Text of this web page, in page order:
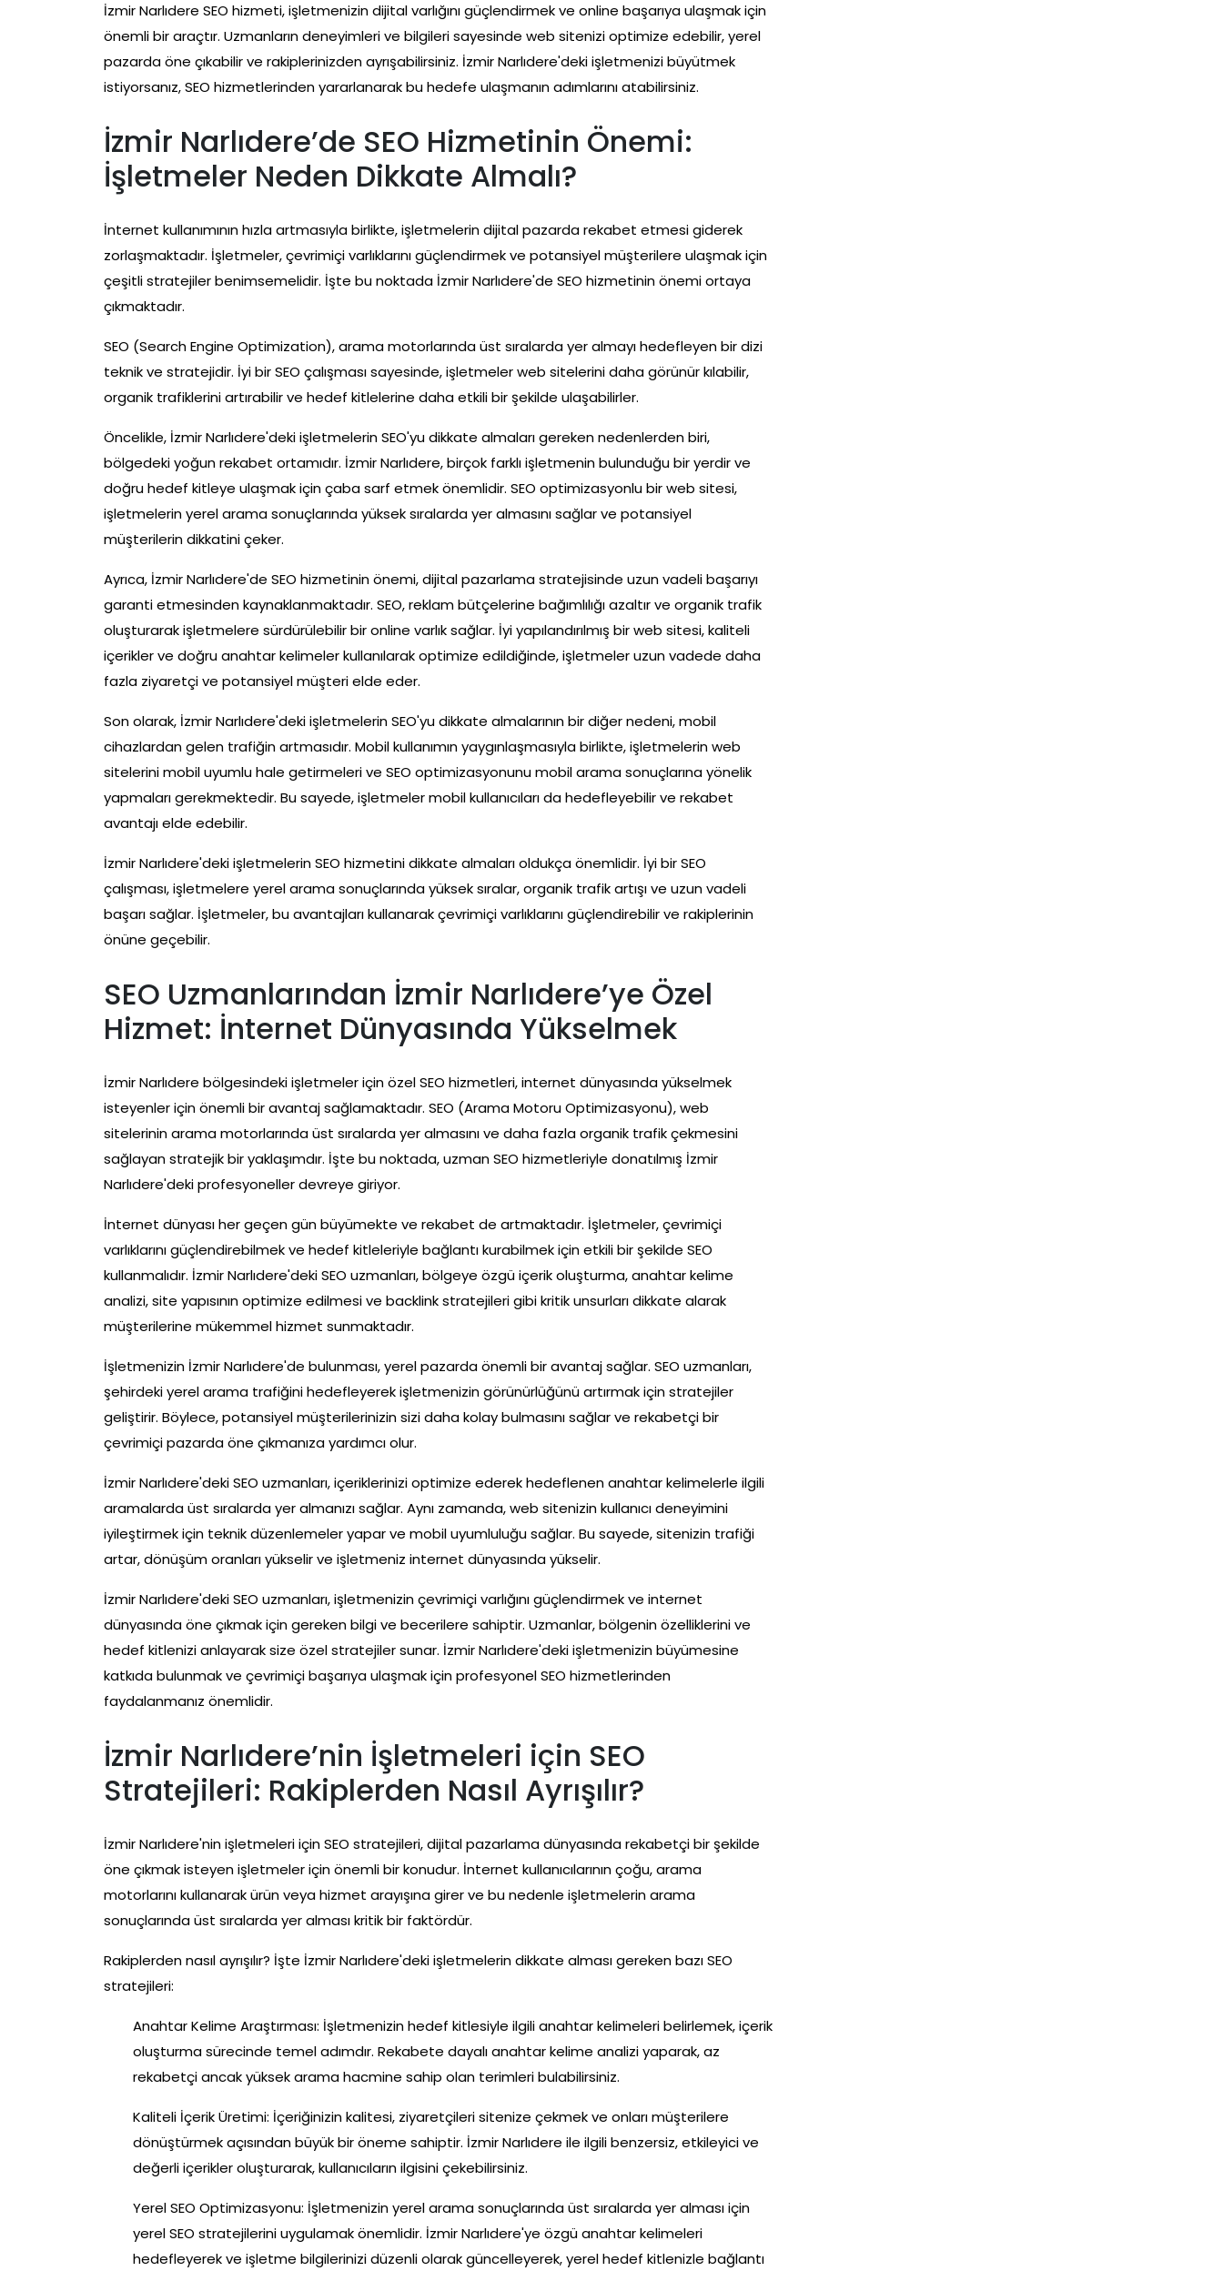
İzmir Narlıdere SEO hizmeti, işletmenizin dijital varlığını güçlendirmek ve online başarıya ulaşmak için
önemli bir araçtır. Uzmanların deneyimleri ve bilgileri sayesinde web sitenizi optimize edebilir, yerel
pazarda öne çıkabilir ve rakiplerinizden ayrışabilirsiniz. İzmir Narlıdere'deki işletmenizi büyütmek
istiyorsanız, SEO hizmetlerinden yararlanarak bu hedefe ulaşmanın adımlarını atabilirsiniz.
İzmir Narlıdere’de SEO Hizmetinin Önemi:
İşletmeler Neden Dikkate Almalı?
İnternet kullanımının hızla artmasıyla birlikte, işletmelerin dijital pazarda rekabet etmesi giderek
zorlaşmaktadır. İşletmeler, çevrimiçi varlıklarını güçlendirmek ve potansiyel müşterilere ulaşmak için
çeşitli stratejiler benimsemelidir. İşte bu noktada İzmir Narlıdere'de SEO hizmetinin önemi ortaya
çıkmaktadır.
SEO (Search Engine Optimization), arama motorlarında üst sıralarda yer almayı hedefleyen bir dizi
teknik ve stratejidir. İyi bir SEO çalışması sayesinde, işletmeler web sitelerini daha görünür kılabilir,
organik trafiklerini artırabilir ve hedef kitlelerine daha etkili bir şekilde ulaşabilirler.
Öncelikle, İzmir Narlıdere'deki işletmelerin SEO'yu dikkate almaları gereken nedenlerden biri,
bölgedeki yoğun rekabet ortamıdır. İzmir Narlıdere, birçok farklı işletmenin bulunduğu bir yerdir ve
doğru hedef kitleye ulaşmak için çaba sarf etmek önemlidir. SEO optimizasyonlu bir web sitesi,
işletmelerin yerel arama sonuçlarında yüksek sıralarda yer almasını sağlar ve potansiyel
müşterilerin dikkatini çeker.
Ayrıca, İzmir Narlıdere'de SEO hizmetinin önemi, dijital pazarlama stratejisinde uzun vadeli başarıyı
garanti etmesinden kaynaklanmaktadır. SEO, reklam bütçelerine bağımlılığı azaltır ve organik trafik
oluşturarak işletmelere sürdürülebilir bir online varlık sağlar. İyi yapılandırılmış bir web sitesi, kaliteli
içerikler ve doğru anahtar kelimeler kullanılarak optimize edildiğinde, işletmeler uzun vadede daha
fazla ziyaretçi ve potansiyel müşteri elde eder.
Son olarak, İzmir Narlıdere'deki işletmelerin SEO'yu dikkate almalarının bir diğer nedeni, mobil
cihazlardan gelen trafiğin artmasıdır. Mobil kullanımın yaygınlaşmasıyla birlikte, işletmelerin web
sitelerini mobil uyumlu hale getirmeleri ve SEO optimizasyonunu mobil arama sonuçlarına yönelik
yapmaları gerekmektedir. Bu sayede, işletmeler mobil kullanıcıları da hedefleyebilir ve rekabet
avantajı elde edebilir.
İzmir Narlıdere'deki işletmelerin SEO hizmetini dikkate almaları oldukça önemlidir. İyi bir SEO
çalışması, işletmelere yerel arama sonuçlarında yüksek sıralar, organik trafik artışı ve uzun vadeli
başarı sağlar. İşletmeler, bu avantajları kullanarak çevrimiçi varlıklarını güçlendirebilir ve rakiplerinin
önüne geçebilir.
SEO Uzmanlarından İzmir Narlıdere’ye Özel
Hizmet: İnternet Dünyasında Yükselmek
İzmir Narlıdere bölgesindeki işletmeler için özel SEO hizmetleri, internet dünyasında yükselmek
isteyenler için önemli bir avantaj sağlamaktadır. SEO (Arama Motoru Optimizasyonu), web
sitelerinin arama motorlarında üst sıralarda yer almasını ve daha fazla organik trafik çekmesini
sağlayan stratejik bir yaklaşımdır. İşte bu noktada, uzman SEO hizmetleriyle donatılmış İzmir
Narlıdere'deki profesyoneller devreye giriyor.
İnternet dünyası her geçen gün büyümekte ve rekabet de artmaktadır. İşletmeler, çevrimiçi
varlıklarını güçlendirebilmek ve hedef kitleleriyle bağlantı kurabilmek için etkili bir şekilde SEO
kullanmalıdır. İzmir Narlıdere'deki SEO uzmanları, bölgeye özgü içerik oluşturma, anahtar kelime
analizi, site yapısının optimize edilmesi ve backlink stratejileri gibi kritik unsurları dikkate alarak
müşterilerine mükemmel hizmet sunmaktadır.
İşletmenizin İzmir Narlıdere'de bulunması, yerel pazarda önemli bir avantaj sağlar. SEO uzmanları,
şehirdeki yerel arama trafiğini hedefleyerek işletmenizin görünürlüğünü artırmak için stratejiler
geliştirir. Böylece, potansiyel müşterilerinizin sizi daha kolay bulmasını sağlar ve rekabetçi bir
çevrimiçi pazarda öne çıkmanıza yardımcı olur.
İzmir Narlıdere'deki SEO uzmanları, içeriklerinizi optimize ederek hedeflenen anahtar kelimelerle ilgili
aramalarda üst sıralarda yer almanızı sağlar. Aynı zamanda, web sitenizin kullanıcı deneyimini
iyileştirmek için teknik düzenlemeler yapar ve mobil uyumluluğu sağlar. Bu sayede, sitenizin trafiği
artar, dönüşüm oranları yükselir ve işletmeniz internet dünyasında yükselir.
İzmir Narlıdere'deki SEO uzmanları, işletmenizin çevrimiçi varlığını güçlendirmek ve internet
dünyasında öne çıkmak için gereken bilgi ve becerilere sahiptir. Uzmanlar, bölgenin özelliklerini ve
hedef kitlenizi anlayarak size özel stratejiler sunar. İzmir Narlıdere'deki işletmenizin büyümesine
katkıda bulunmak ve çevrimiçi başarıya ulaşmak için profesyonel SEO hizmetlerinden
faydalanmanız önemlidir.
İzmir Narlıdere’nin İşletmeleri için SEO
Stratejileri: Rakiplerden Nasıl Ayrışılır?
İzmir Narlıdere'nin işletmeleri için SEO stratejileri, dijital pazarlama dünyasında rekabetçi bir şekilde
öne çıkmak isteyen işletmeler için önemli bir konudur. İnternet kullanıcılarının çoğu, arama
motorlarını kullanarak ürün veya hizmet arayışına girer ve bu nedenle işletmelerin arama
sonuçlarında üst sıralarda yer alması kritik bir faktördür.
Rakiplerden nasıl ayrışılır? İşte İzmir Narlıdere'deki işletmelerin dikkate alması gereken bazı SEO
stratejileri:
Anahtar Kelime Araştırması: İşletmenizin hedef kitlesiyle ilgili anahtar kelimeleri belirlemek, içerik
oluşturma sürecinde temel adımdır. Rekabete dayalı anahtar kelime analizi yaparak, az
rekabetçi ancak yüksek arama hacmine sahip olan terimleri bulabilirsiniz.
Kaliteli İçerik Üretimi: İçeriğinizin kalitesi, ziyaretçileri sitenize çekmek ve onları müşterilere
dönüştürmek açısından büyük bir öneme sahiptir. İzmir Narlıdere ile ilgili benzersiz, etkileyici ve
değerli içerikler oluşturarak, kullanıcıların ilgisini çekebilirsiniz.
Yerel SEO Optimizasyonu: İşletmenizin yerel arama sonuçlarında üst sıralarda yer alması için
yerel SEO stratejilerini uygulamak önemlidir. İzmir Narlıdere'ye özgü anahtar kelimeleri
hedefleyerek ve işletme bilgilerinizi düzenli olarak güncelleyerek, yerel hedef kitlenizle bağlantı